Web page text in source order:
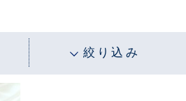
絞り込み